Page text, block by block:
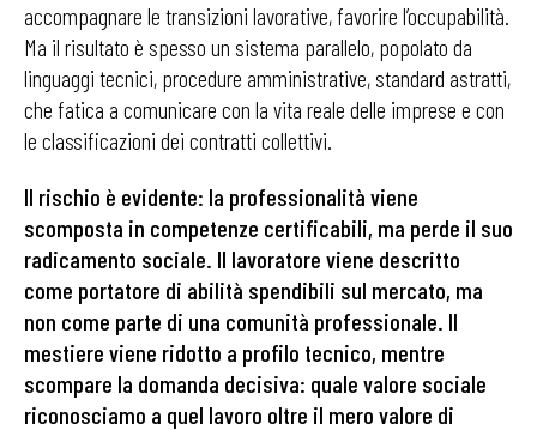
accompagnare le transizioni lavorative, favorire l’occupabilità.
Ma il risultato è spesso un sistema parallelo, popolato da
linguaggi tecnici, procedure amministrative, standard astratti,
che fatica a comunicare con la vita reale delle imprese e con
le classificazioni dei contratti collettivi.
Il rischio è evidente: la professionalità viene
scomposta in competenze certificabili, ma perde il suo
radicamento sociale. Il lavoratore viene descritto
come portatore di abilità spendibili sul mercato, ma
non come parte di una comunità professionale. Il
mestiere viene ridotto a profilo tecnico, mentre
scompare la domanda decisiva: quale valore sociale
riconosciamo a quel lavoro oltre il mero valore di